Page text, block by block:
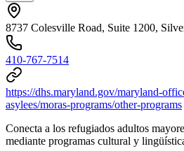
8737 Colesville Road, Suite 1200,
410-767-7514
https://dhs.maryland.gov/maryland-
asylees/moras-programs/other-programs
Conecta a los refugiados adultos
mediante programas cultural y